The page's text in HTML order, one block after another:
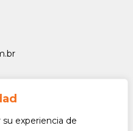
experiencia de